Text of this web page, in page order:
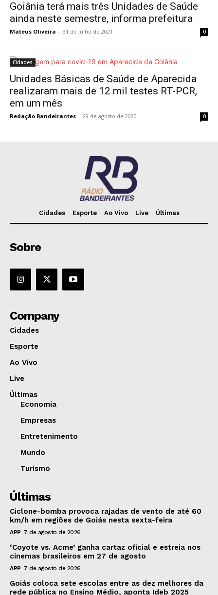
Goiânia terá mais três Unidades de Saúde
ainda neste semestre, informa prefeitura
Mateus Oliveira - 31 de julho de 2021 0
Cidades
Unidades Básicas de Saúde de Aparecida
realizaram mais de 12 mil testes RT-PCR,
em um mês
Redação Bandeirantes - 29 de agosto de 2020 0
Cidades Esporte Ao Vivo Live Últimas
Sobre
Company
Cidades
Esporte
Ao Vivo
Live
Últimas
Economia
Empresas
Entretenimento
Mundo
Turismo
Últimas
Ciclone-bomba provoca rajadas de vento de até 60
km/h em regiões de Goiás nesta sexta-feira
APP 7 de agosto de 2026
‘Coyote vs. Acme’ ganha cartaz oficial e estreia nos
cinemas brasileiros em 27 de agosto
APP 7 de agosto de 2026
Goiás coloca sete escolas entre as dez melhores da
rede pública no Ensino Médio, aponta Ideb 2025